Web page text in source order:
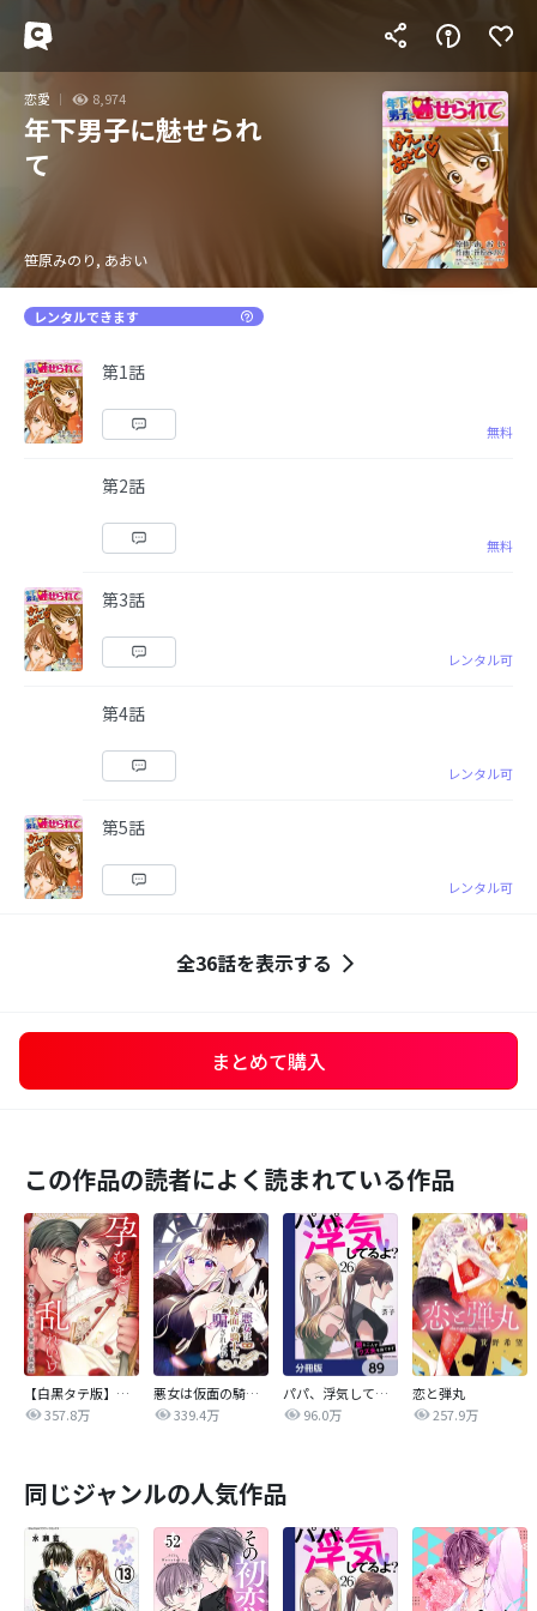
恋愛 8,974
年下男子に魅せられ
て
笹原みのり, あおい
レンタルできます
第1話
無料
第2話
無料
第3話
レンタル可
第4話
レンタル可
第5話
レンタル可
全36話を表示する
まとめて購入
この作品の読者によく読まれている作品
【白黒タテ版】孕むまで乱れいけ～身代わり花嫁と軍服の猛愛
357.8万
悪女は仮面の騎士に騙されない
339.4万
パパ、浮気してるよ？娘と二人でクズ夫を捨てます【分冊版】
96.0万
恋と弾丸
257.9万
同じジャンルの人気作品